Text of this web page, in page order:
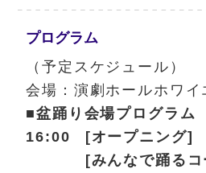
プログラム
（予定スケジュール）
会場：演劇ホールホワイ
■盆踊り会場プログラム
16:00
[オープニング]
[みんなで踊る